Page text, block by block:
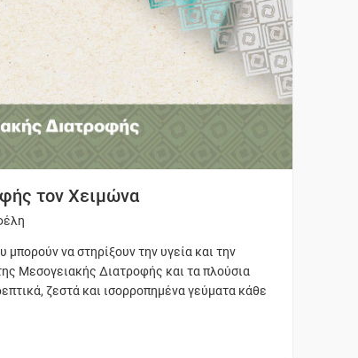
τον Χειμώνα
να στηρίξουν την υγεία και την
Μεσογειακής Διατροφής και τα πλούσια
ζεστά και ισορροπημένα γεύματα κάθε